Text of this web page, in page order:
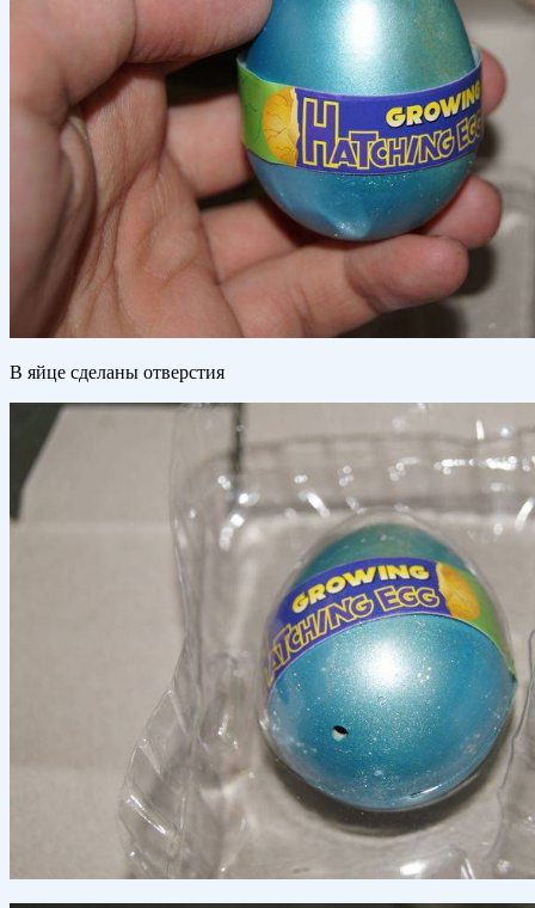
В яйце сделаны отверстия